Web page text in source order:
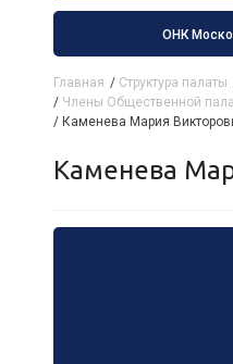
ОНК
Главная / Структура палаты
/ Члены Общественной
/ Каменева Мария
Каменева